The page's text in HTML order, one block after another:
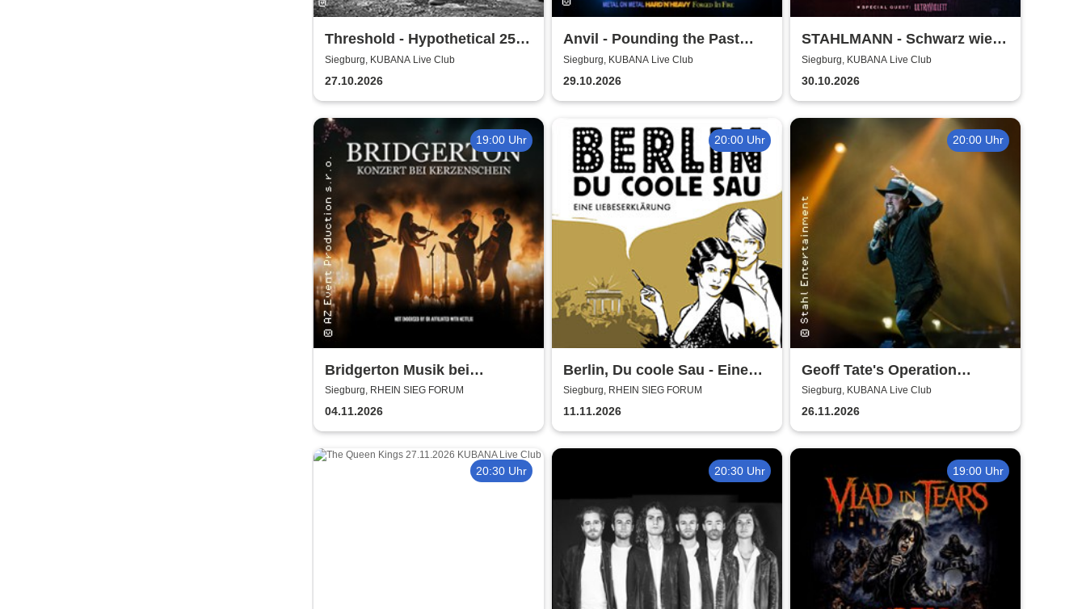
Threshold - Hypothetical 25th
Anniversary Tour
Siegburg, KUBANA Live Club
27.10.2026
Anvil - Pounding the Past
Tour
Siegburg, KUBANA Live Club
29.10.2026
STAHLMANN - Schwarz wie
der Tod Tour 2026
Siegburg, KUBANA Live Club
30.10.2026
19:00 Uhr
Bridgerton Musik bei
Kerzenschein
Siegburg, RHEIN SIEG FORUM
04.11.2026
20:00 Uhr
Berlin, Du coole Sau - Eine
Liebeserklärung
Siegburg, RHEIN SIEG FORUM
11.11.2026
20:00 Uhr
Geoff Tate's Operation
Mindcrime - The Final
Chapter
Siegburg, KUBANA Live Club
26.11.2026
20:30 Uhr 20:30 Uhr 19:00 Uhr